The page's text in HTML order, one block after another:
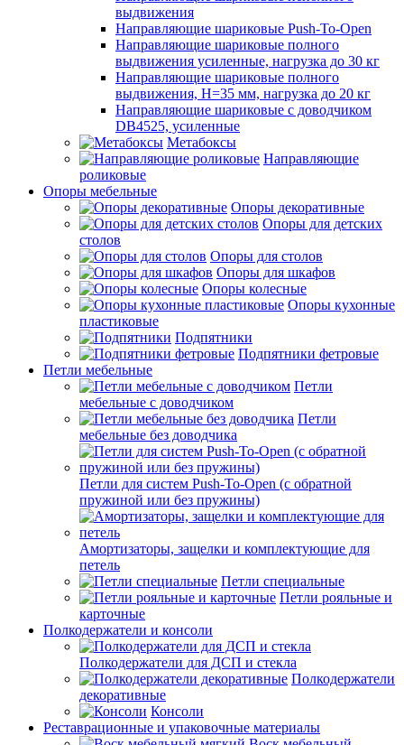
выдвижения
Направляющие шариковые Push-To-Open
Направляющие шариковые полного
выдвижения усиленные, нагрузка до 30 кг
Направляющие шариковые полного
выдвижения, H=35 мм, нагрузка до 20 кг
Направляющие шариковые с доводчиком
DB4525, усиленные
Метабоксы
Направляющие
роликовые
Опоры мебельные
Опоры декоративные
Опоры для детских
столов
Опоры для столов
Опоры для шкафов
Опоры колесные
Опоры кухонные
пластиковые
Подпятники
Подпятники фетровые
Петли мебельные
Петли
мебельные с доводчиком
Петли
мебельные без доводчика
Петли для систем Push-To-Open (с обратной
пружиной или без пружины)
Амортизаторы, защелки и комплектующие для
петель
Петли специальные
Петли рояльные и
карточные
Полкодержатели и консоли
Полкодержатели для ДСП и стекла
Полкодержатели
декоративные
Консоли
Реставрационные и упаковочные материалы